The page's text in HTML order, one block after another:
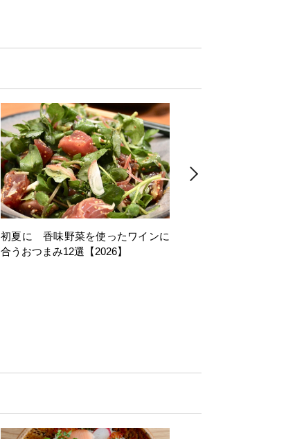
初夏に 香味野菜を使ったワインに
合うおつまみ12選【2026】